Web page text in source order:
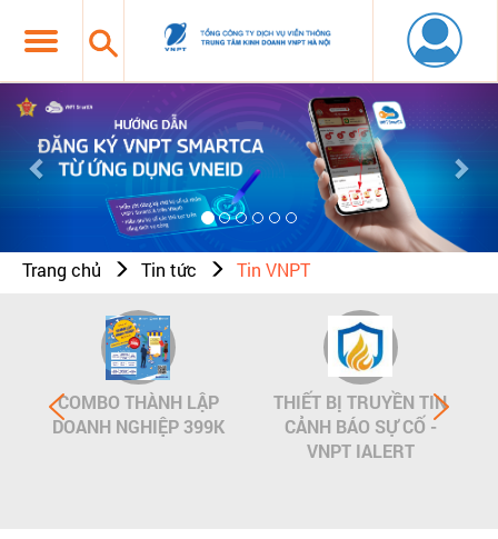
Previous
Trang chủ Tin tức Tin VNPT
COMBO THÀNH LẬP
DOANH NGHIỆP 399K
THIẾT BỊ TRUYỀN TIN
CẢNH BÁO SỰ CỐ -
VNPT IALERT